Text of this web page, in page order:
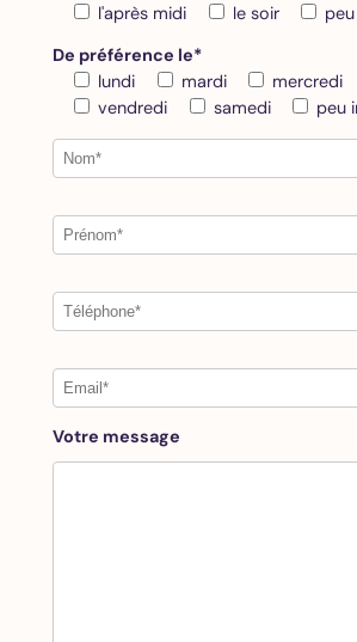
l'après midi
le soir
De préférence le*
lundi
mardi mercredi
vendredi
samedi peu
Votre message